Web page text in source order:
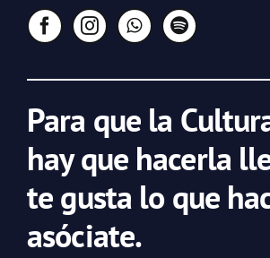
Para que la
hay que hacerla
te gusta lo que
asóciate.